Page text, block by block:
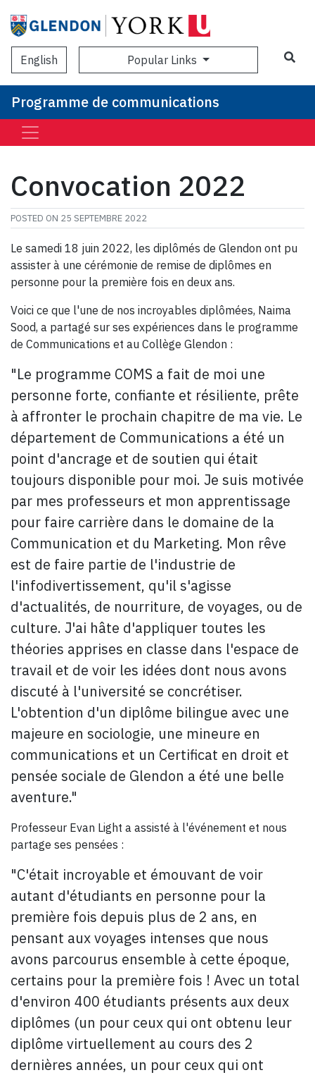
English Popular Links
Programme de communications
Convocation 2022
POSTED ON 25 SEPTEMBRE 2022
Le samedi 18 juin 2022, les diplômés de Glendon ont pu
assister à une cérémonie de remise de diplômes en
personne pour la première fois en deux ans.
Voici ce que l'une de nos incroyables diplômées, Naima
Sood, a partagé sur ses expériences dans le programme
de Communications et au Collège Glendon :
"Le programme COMS a fait de moi une
personne forte, confiante et résiliente, prête
à affronter le prochain chapitre de ma vie. Le
département de Communications a été un
point d'ancrage et de soutien qui était
toujours disponible pour moi. Je suis motivée
par mes professeurs et mon apprentissage
pour faire carrière dans le domaine de la
Communication et du Marketing. Mon rêve
est de faire partie de l'industrie de
l'infodivertissement, qu'il s'agisse
d'actualités, de nourriture, de voyages, ou de
culture. J'ai hâte d'appliquer toutes les
théories apprises en classe dans l'espace de
travail et de voir les idées dont nous avons
discuté à l'université se concrétiser.
L'obtention d'un diplôme bilingue avec une
majeure en sociologie, une mineure en
communications et un Certificat en droit et
pensée sociale de Glendon a été une belle
aventure."
Professeur Evan Light a assisté à l'événement et nous
partage ses pensées :
"C'était incroyable et émouvant de voir
autant d'étudiants en personne pour la
première fois depuis plus de 2 ans, en
pensant aux voyages intenses que nous
avons parcourus ensemble à cette époque,
certains pour la première fois ! Avec un total
d'environ 400 étudiants présents aux deux
diplômes (un pour ceux qui ont obtenu leur
diplôme virtuellement au cours des 2
dernières années, un pour ceux qui ont